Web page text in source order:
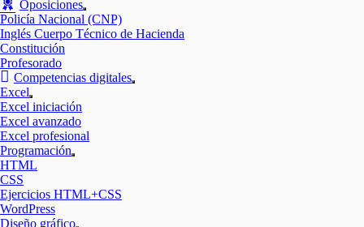
Oposiciones
Mostrar
el
submenú
Policía Nacional (CNP)
Inglés Cuerpo Técnico de Hacienda
Constitución
Profesorado
Competencias digitales
Mostrar
Excel
Mostrar
el
submenú
Excel iniciación
Excel avanzado
Excel profesional
Programación
Mostrar
HTML
CSS
Ejercicios HTML+CSS
WordPress
Diseño gráfico